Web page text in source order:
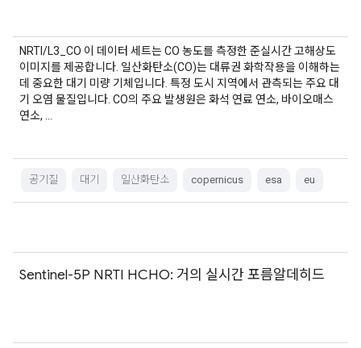
NRTI/L3_CO 이 데이터 세트는 CO 농도를 측정한 준실시간 고해상도
이미지를 제공합니다. 일산화탄소(CO)는 대류권 화학작용을 이해하는
데 중요한 대기 미량 기체입니다. 특정 도시 지역에서 관측되는 주요 대
기 오염 물질입니다. CO의 주요 발생원은 화석 연료 연소, 바이오매스
연소, …
공기질 대기 일산화탄소 copernicus esa eu
Sentinel-5P NRTI HCHO: 거의 실시간 포름알데히드